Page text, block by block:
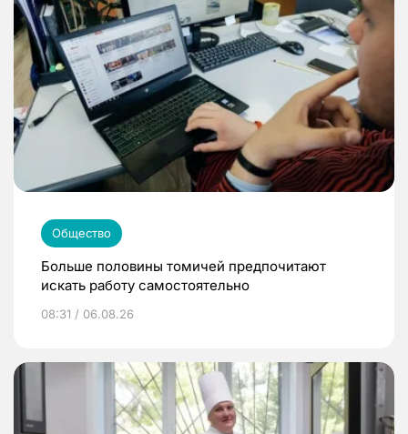
Общество
Больше половины томичей предпочитают
искать работу самостоятельно
08:31 / 06.08.26